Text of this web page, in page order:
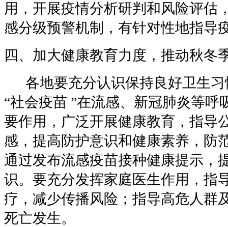
用，开展疫情分析研判和风险评估
感分级预警机制，有针对性地指导
四、加大健康教育力度，推动秋冬
各地要充分认识保持良好卫生习
“社会疫苗 ”在流感、新冠肺炎等呼
要作用，广泛开展健康教育，指导
感，提高防护意识和健康素养，防
通过发布流感疫苗接种健康提示，
识。要充分发挥家庭医生作用，指
疗，减少传播风险；指导高危人群
死亡发生。